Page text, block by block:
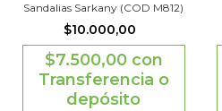
Sandalias Sarkany (COD M812)
$10.000,00
$7.500,00 con
Transferencia o
depósito